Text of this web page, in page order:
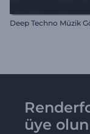
üye olun